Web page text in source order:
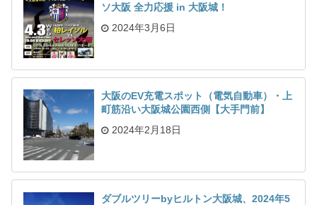
ソ大阪 全力応援 in 大阪城！
2024年3月6日
大阪のEV充電スポット（電気自動車）・上
町筋沿い大阪城公園西側【大手門前】
2024年2月18日
ダブルツリーbyヒルトン大阪城、2024年5